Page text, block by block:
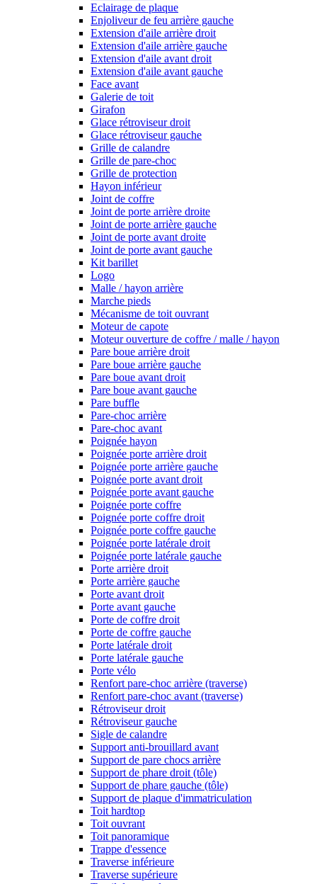
Eclairage de plaque
Enjoliveur de feu arrière gauche
Extension d'aile arrière droit
Extension d'aile arrière gauche
Extension d'aile avant droit
Extension d'aile avant gauche
Face avant
Galerie de toit
Girafon
Glace rétroviseur droit
Glace rétroviseur gauche
Grille de calandre
Grille de pare-choc
Grille de protection
Hayon inférieur
Joint de coffre
Joint de porte arrière droite
Joint de porte arrière gauche
Joint de porte avant droite
Joint de porte avant gauche
Kit barillet
Logo
Malle / hayon arrière
Marche pieds
Mécanisme de toit ouvrant
Moteur de capote
Moteur ouverture de coffre / malle / hayon
Pare boue arrière droit
Pare boue arrière gauche
Pare boue avant droit
Pare boue avant gauche
Pare buffle
Pare-choc arrière
Pare-choc avant
Poignée hayon
Poignée porte arrière droit
Poignée porte arrière gauche
Poignée porte avant droit
Poignée porte avant gauche
Poignée porte coffre
Poignée porte coffre droit
Poignée porte coffre gauche
Poignée porte latérale droit
Poignée porte latérale gauche
Porte arrière droit
Porte arrière gauche
Porte avant droit
Porte avant gauche
Porte de coffre droit
Porte de coffre gauche
Porte latérale droit
Porte latérale gauche
Porte vélo
Renfort pare-choc arrière (traverse)
Renfort pare-choc avant (traverse)
Rétroviseur droit
Rétroviseur gauche
Sigle de calandre
Support anti-brouillard avant
Support de pare chocs arrière
Support de phare droit (tôle)
Support de phare gauche (tôle)
Support de plaque d'immatriculation
Toit hardtop
Toit ouvrant
Toit panoramique
Trappe d'essence
Traverse inférieure
Traverse supérieure